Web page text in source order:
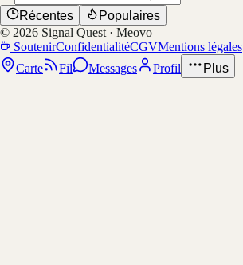
Récentes
Populaires
© 2026 Signal Quest · Meovo
SoutenirConfidentialitéCGVMentions légales
Carte
Fil Messages Profil Plus